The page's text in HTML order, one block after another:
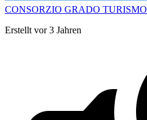
CONSORZIO GRADO TURISMO
Erstellt vor 3 Jahren